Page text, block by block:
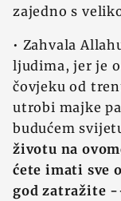
zajedno s
• Zahvala
ljudima, jer je
čovjeku od
utrobi majke
budućem
životu na
ćete imati sve
god zatražite